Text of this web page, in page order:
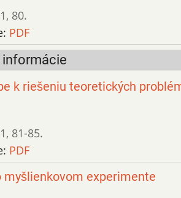
1, 80.
PDF
informácie
k riešeniu teoretických
1, 81-85.
PDF
myšlienkovom experimente